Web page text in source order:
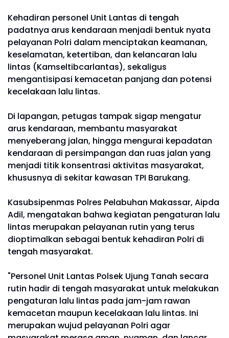
Kehadiran personel Unit Lantas di tengah
padatnya arus kendaraan menjadi bentuk nyata
pelayanan Polri dalam menciptakan keamanan,
keselamatan, ketertiban, dan kelancaran lalu
lintas (Kamseltibcarlantas), sekaligus
mengantisipasi kemacetan panjang dan potensi
kecelakaan lalu lintas.
Di lapangan, petugas tampak sigap mengatur
arus kendaraan, membantu masyarakat
menyeberang jalan, hingga mengurai kepadatan
kendaraan di persimpangan dan ruas jalan yang
menjadi titik konsentrasi aktivitas masyarakat,
khususnya di sekitar kawasan TPI Barukang.
Kasubsipenmas Polres Pelabuhan Makassar, Aipda
Adil, mengatakan bahwa kegiatan pengaturan lalu
lintas merupakan pelayanan rutin yang terus
dioptimalkan sebagai bentuk kehadiran Polri di
tengah masyarakat.
"Personel Unit Lantas Polsek Ujung Tanah secara
rutin hadir di tengah masyarakat untuk melakukan
pengaturan lalu lintas pada jam-jam rawan
kemacetan maupun kecelakaan lalu lintas. Ini
merupakan wujud pelayanan Polri agar